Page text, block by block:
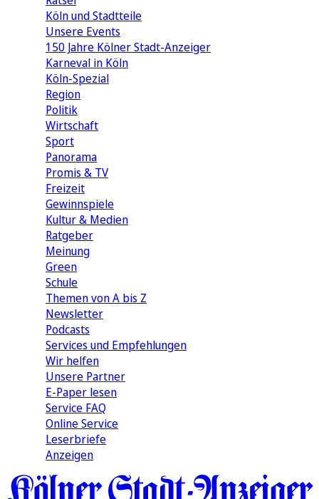
Köln und Stadtteile
Unsere Events
150 Jahre Kölner Stadt-Anzeiger
Karneval in Köln
Köln-Spezial
Region
Politik
Wirtschaft
Sport
Panorama
Promis & TV
Freizeit
Gewinnspiele
Kultur & Medien
Ratgeber
Meinung
Green
Schule
Themen von A bis Z
Newsletter
Podcasts
Services und Empfehlungen
Wir helfen
Unsere Partner
E-Paper lesen
Service FAQ
Online Service
Leserbriefe
Anzeigen